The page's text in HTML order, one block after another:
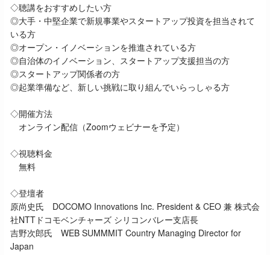
◇聴講をおすすめしたい方
◎大手・中堅企業で新規事業やスタートアップ投資を担当されて
いる方
◎オープン・イノベーションを推進されている方
◎自治体のイノベーション、スタートアップ支援担当の方
◎スタートアップ関係者の方
◎起業準備など、新しい挑戦に取り組んでいらっしゃる方
◇開催方法
オンライン配信（Zoomウェビナーを予定）
◇視聴料金
無料
◇登壇者
原尚史氏 DOCOMO Innovations Inc. President & CEO 兼 株式会
社NTTドコモベンチャーズ シリコンバレー支店長
吉野次郎氏 WEB SUMMMIT Country Managing Director for
Japan